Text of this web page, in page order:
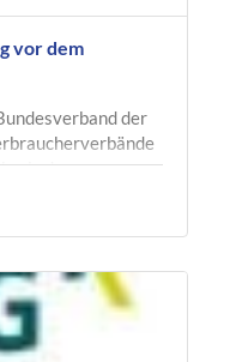
vor dem
der
als das